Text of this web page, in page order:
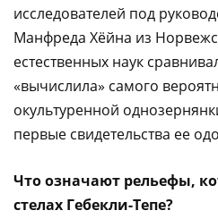
исследователей под
Манфреда Хёйна из
естественных наук
«вычислила» самого
окультуренной
первые свидетельства ее
Что означают рельефы,
стелах Гебекли-Тепе?